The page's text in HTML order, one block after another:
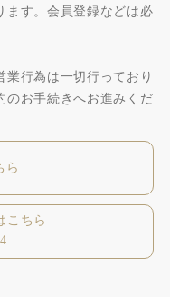
ます。会員登録などは必
業行為は一切行っており
のお手続きへお進みくだ
ら
こちら